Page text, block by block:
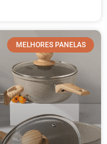
MELHORES PANELAS